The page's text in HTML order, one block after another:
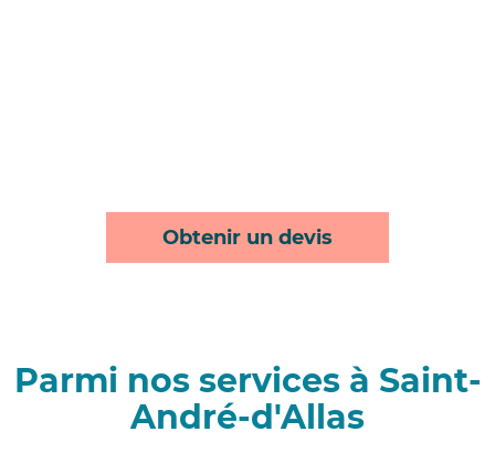
Obtenir un devis
Parmi nos services à Saint-
André-d'Allas